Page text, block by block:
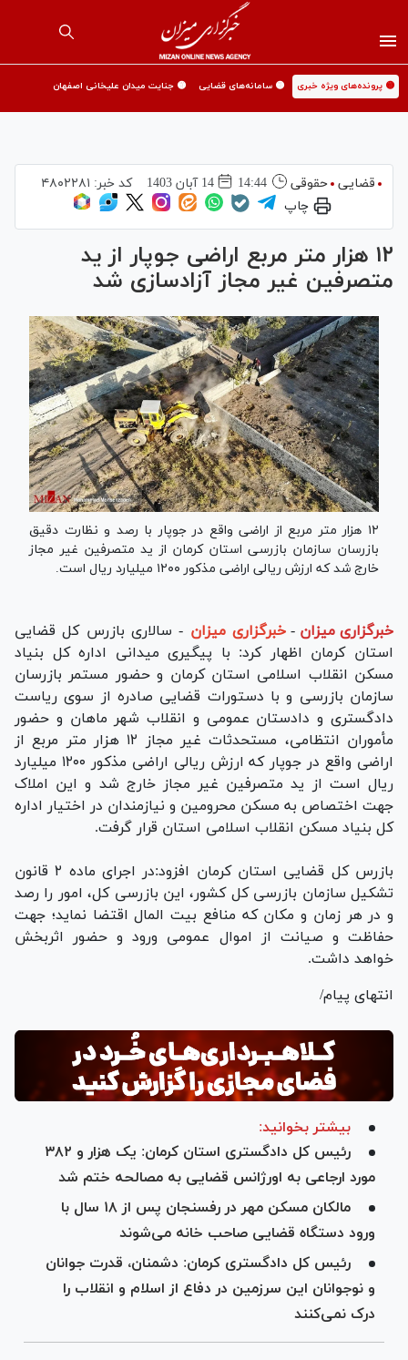
🟡 پرونده‌های ویژه خبری 🟡 سامانه‌های قضایی 🟡 جنایت میدان علیخانی اصفهان
قضایی حقوقی 14:44 14 آبان 1403 کد خبر: ۴۸۰۲۲۸۱
چاپ
۱۲ هزار متر مربع اراضی جوپار از ید
متصرفین غیر مجاز آزادسازی شد
۱۲ هزار متر مربع از اراضی واقع در جوپار با رصد و نظارت دقیق
بازرسان سازمان بازرسی استان کرمان از ید متصرفین غیر مجاز
خارج شد که ارزش ریالی اراضی مذکور ۱۲۰۰ میلیارد ریال است.
خبرگزاری میزان - خبرگزاری میزان - سالاری بازرس کل قضایی
استان کرمان اظهار کرد: با پیگیری میدانی اداره کل بنیاد
مسکن انقلاب اسلامی استان کرمان و حضور مستمر بازرسان
سازمان بازرسی و با دستورات قضایی صادره از سوی ریاست
دادگستری و دادستان عمومی و انقلاب شهر ماهان و حضور
مأموران انتظامی، مستحدثات غیر مجاز ۱۲ هزار متر مربع از
اراضی واقع در جوپار که ارزش ریالی اراضی مذکور ۱۲۰۰ میلیارد
ریال است از ید متصرفین غیر مجاز خارج شد و این املاک
جهت اختصاص به مسکن محرومین و نیازمندان در اختیار اداره
کل بنیاد مسکن انقلاب اسلامی استان قرار گرفت.
بازرس کل قضایی استان کرمان افزود:در اجرای ماده ۲ قانون
تشکیل سازمان بازرسی کل کشور، این بازرسی کل، امور را رصد
و در هر زمان و مکان که منافع بیت المال اقتضا نماید؛ جهت
حفاظت و صیانت از اموال عمومی ورود و حضور اثربخش
خواهد داشت.
انتهای پیام/
بیشتر بخوانید:
رئیس کل دادگستری استان کرمان: یک هزار و ۳۸۲
مورد ارجاعی به اورژانس قضایی به مصالحه ختم شد
مالکان مسکن مهر در رفسنجان پس از ۱۸ سال با
ورود دستگاه قضایی صاحب خانه می‌شوند
رئیس کل دادگستری کرمان: دشمنان، قدرت جوانان
و نوجوانان این سرزمین در دفاع از اسلام و انقلاب را
درک نمی‌کنند